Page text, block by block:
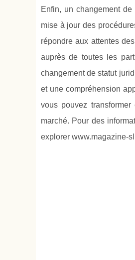
Enfin, un changement
mise à jour des
répondre aux attentes
auprès de toutes les
changement de statut
et une compréhension
vous pouvez
marché. Pour des
explorer www.magazine-